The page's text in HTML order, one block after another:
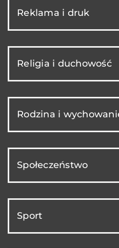
Reklama i druk
Religia i duchowość
Rodzina i
Społeczeństwo
Sport